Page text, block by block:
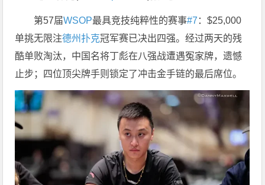
第57届WSOP最具竞技纯粹性的赛事#7 ：$25,000
单挑无限注德州扑克冠军赛已决出四强。经过两天的残
酷单败淘汰，中国名将丁彪在八强战遭遇冤家牌，遗憾
止步；四位顶尖牌手则锁定了冲击金手链的最后席位。